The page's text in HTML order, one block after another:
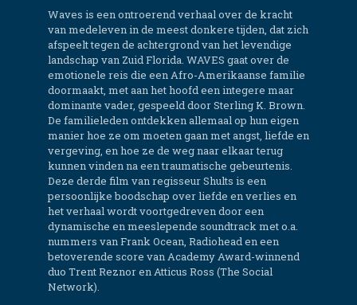
Waves is een ontroerend verhaal over de kracht
van medeleven in de meest donkere tijden, dat zich
afspeelt tegen de achtergrond van het levendige
landschap van Zuid Florida. WAVES gaat over de
emotionele reis die een Afro-Amerikaanse familie
doormaakt, met aan het hoofd een integere maar
dominante vader, gespeeld door Sterling K. Brown.
De familieleden ontdekken allemaal op hun eigen
manier hoe ze om moeten gaan met angst, liefde en
vergeving, en hoe ze de weg naar elkaar terug
kunnen vinden na een traumatische gebeurtenis.
Deze derde film van regisseur Shults is een
persoonlijke boodschap over liefde en verlies en
het verhaal wordt voortgedreven door een
dynamische en meeslepende soundtrack met o.a.
nummers van Frank Ocean, Radiohead en een
betoverende score van Academy Award-winnend
duo Trent Reznor en Atticus Ross (The Social
Network).